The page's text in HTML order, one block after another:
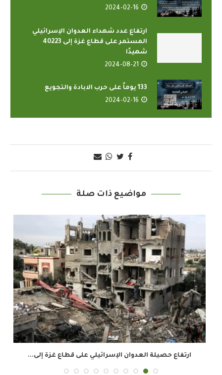
2024-02-16
ارتفاع عدد شهداء العدوان الإسرائيلي
المستمر على قطاع غزة إلى 40223
شهيدًا
2024-08-21
133 يوماً على حرب الابادة والتجويع
2024-02-16
مواضيع ذات صلة
ارتفاع حصيلة العدوان الإسرائيلي على قطاع غزة إلى...